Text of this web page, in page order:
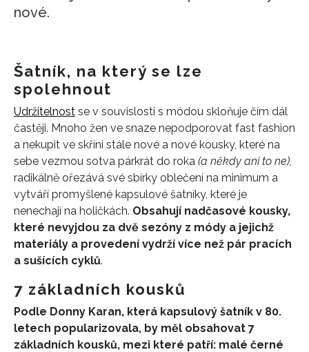
nové.
Šatník, na který se lze
spolehnout
Udržitelnost se v souvislosti s módou skloňuje čím dál
častěji. Mnoho žen ve snaze nepodporovat fast fashion
a nekupit ve skříni stále nové a nové kousky, které na
sebe vezmou sotva párkrát do roka (a někdy ani to ne),
radikálně ořezává své sbírky oblečení na minimum a
vytváří promyšlené kapsulové šatníky, které je
nenechají na holičkách. Obsahují nadčasové kousky,
které nevyjdou za dvě sezóny z módy a jejichž
materiály a provedení vydrží více než pár pracích
a sušících cyklů.
7 základních kousků
Podle Donny Karan, která kapsulový šatník v 80.
letech popularizovala, by měl obsahovat 7
základních kousků, mezi které patří: malé černé